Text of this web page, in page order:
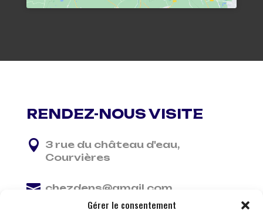
Gérer le consentement
RENDEZ-NOUS VISITE
 3 rue du château d'eau,
Courvières
 chezdens@gmail.com